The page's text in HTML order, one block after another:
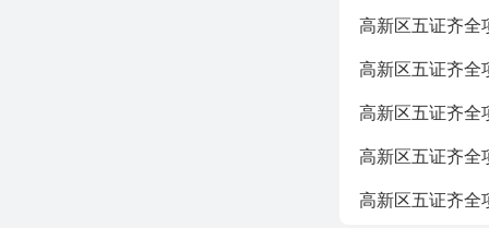
高新区五证齐全
高新区五证齐全
高新区五证齐全
高新区五证齐全
高新区五证齐全